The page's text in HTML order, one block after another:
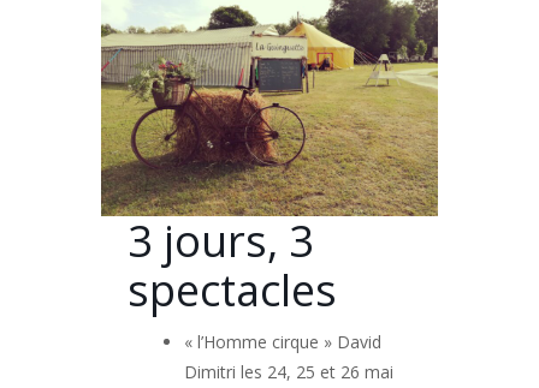
3 jours, 3
spectacles
« l’Homme cirque » David
Dimitri les 24, 25 et 26 mai